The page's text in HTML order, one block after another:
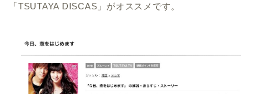
「TSUTAYA DISCAS」がオススメです。